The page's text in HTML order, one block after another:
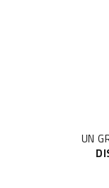
UN